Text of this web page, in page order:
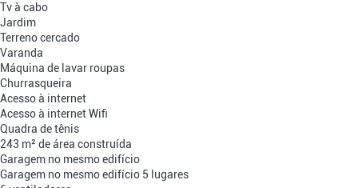
Tv à cabo
Jardim
Terreno cercado
Varanda
Máquina de lavar roupas
Churrasqueira
Acesso à internet
Acesso à internetWifi
Quadra de tênis
243 m² de área construída
Garagem no mesmo edifício
Garagem no mesmo edifício 5 lugares